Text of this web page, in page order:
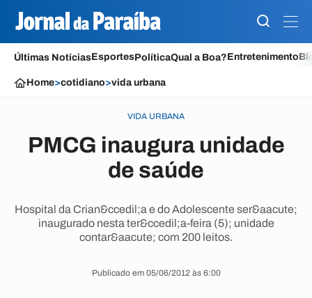
Últimas NotíciasEsportesPolíticaQual a Boa?Entretenimento
Home>cotidiano>vida urbana
VIDA URBANA
PMCG inaugura unidade
de saúde
Hospital da Crian&ccedil;a e do Adolescente ser&aacute;
inaugurado nesta ter&ccedil;a-feira (5); unidade
contar&aacute; com 200 leitos.
Publicado em 05/06/2012 às 6:00